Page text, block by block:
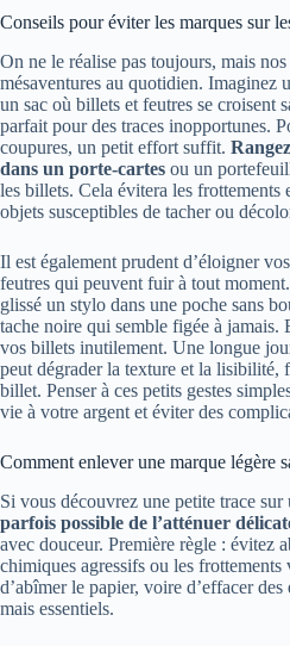
Conseils pour éviter les marques sur
On ne le réalise pas toujours, mais
mésaventures au quotidien. Imaginez
un sac où billets et feutres se croisent
parfait pour des traces inopportunes.
coupures, un petit effort suffit.
dans un porte-cartes ou un
les billets. Cela évitera les frottements
objets susceptibles de tacher ou
Il est également prudent d’éloigner
feutres qui peuvent fuir à tout
glissé un stylo dans une poche sans
tache noire qui semble figée à
vos billets inutilement. Une longue
peut dégrader la texture et la lisibilité,
billet. Penser à ces petits gestes
vie à votre argent et éviter des
Comment enlever une marque légère
Si vous découvrez une petite trace
parfois possible de l’atténuer
avec douceur. Première règle : évitez
chimiques agressifs ou les
d’abîmer le papier, voire d’effacer
mais essentiels.